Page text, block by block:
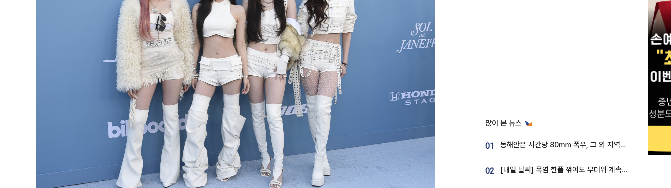
많이 본 뉴스
01 동해안은 시간당 80㎜ 폭우, 그 외 지역은 폭염…‘극과 극 날씨’
02 [내일 날씨] 폭염 한풀 꺾여도 무더위 계속⋯동해안 이틀 연속 비